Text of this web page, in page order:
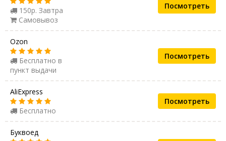
150р. Завтра
Самовывоз
Посмотреть
Ozon
Бесплатно в
пункт выдачи
Посмотреть
AliExpress
Бесплатно
Посмотреть
Буквоед